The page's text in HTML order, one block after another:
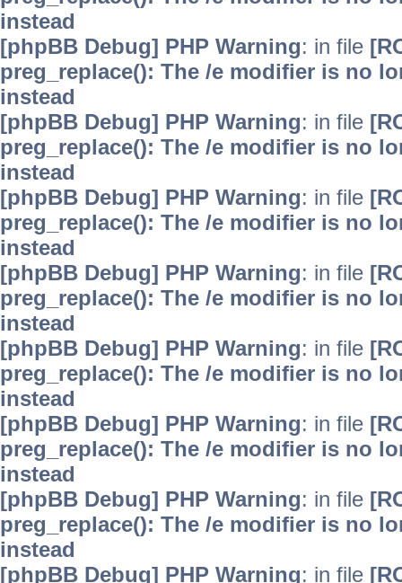
instead
[phpBB Debug] PHP Warning: in file
preg_replace(): The /e modifier is no
instead
[phpBB Debug] PHP Warning: in file
preg_replace(): The /e modifier is no
instead
[phpBB Debug] PHP Warning: in file
preg_replace(): The /e modifier is no
instead
[phpBB Debug] PHP Warning: in file
preg_replace(): The /e modifier is no
instead
[phpBB Debug] PHP Warning: in file
preg_replace(): The /e modifier is no
instead
[phpBB Debug] PHP Warning: in file
preg_replace(): The /e modifier is no
instead
[phpBB Debug] PHP Warning: in file
preg_replace(): The /e modifier is no
instead
[phpBB Debug] PHP Warning: in file